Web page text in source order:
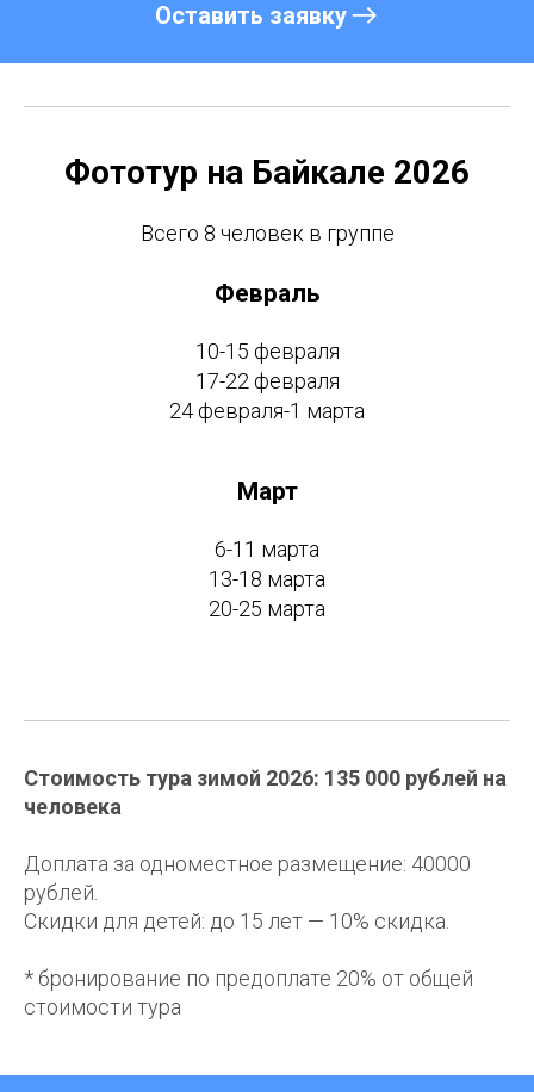
Оставить заявку
Фототур на Байкале 2026
Всего 8 человек в группе
Февраль
10-15 февраля
17-22 февраля
24 февраля-1 марта
Март
6-11 марта
13-18 марта
20-25 марта
Стоимость тура зимой 2026: 135 000 рублей на
человека
Доплата за одноместное размещение: 40000
рублей.
Скидки для детей: до 15 лет — 10% скидка.
* бронирование по предоплате 20% от общей
стоимости тура